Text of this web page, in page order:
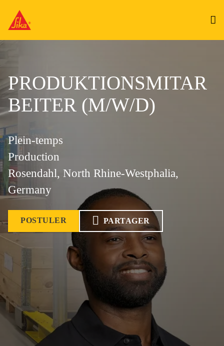
PRODUKTIONSMITAR
BEITER (M/W/D)
Plein-temps
Production
Rosendahl, North Rhine-Westphalia,
Germany
POSTULER PARTAGER